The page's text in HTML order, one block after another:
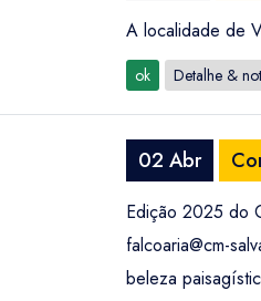
A localidade de
ok Detalhe &
02 Abr
Edição 2025 do
falcoaria@cm-
beleza